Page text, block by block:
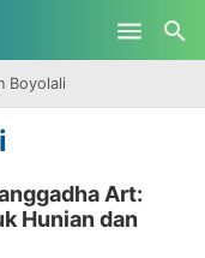
Boyolali
Art:
Hunian dan